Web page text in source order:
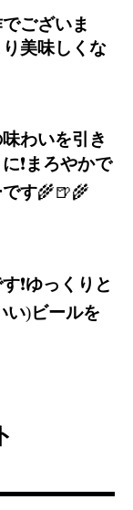
ございま
美味しくな
わいを引き
❗️まろやかで
す🌾🍺🌾
❗️ゆっくりと
い)ビールを